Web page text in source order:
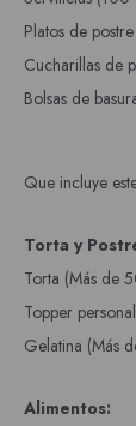
Platos de
Cucharillas de
Bolsas de
Que incluye
Torta y
Torta (Más de
Topper
Gelatina (Más
Alimentos: